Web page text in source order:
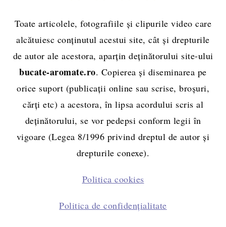
Toate articolele, fotografiile și clipurile video care
alcătuiesc conținutul acestui site, cât și drepturile
de autor ale acestora, aparțin deținătorului site-ului
bucate-aromate.ro. Copierea și diseminarea pe
orice suport (publicații online sau scrise, broșuri,
cărți etc) a acestora, în lipsa acordului scris al
deținătorului, se vor pedepsi conform legii în
vigoare (Legea 8/1996 privind dreptul de autor și
drepturile conexe).
Politica cookies
Politica de confidențialitate